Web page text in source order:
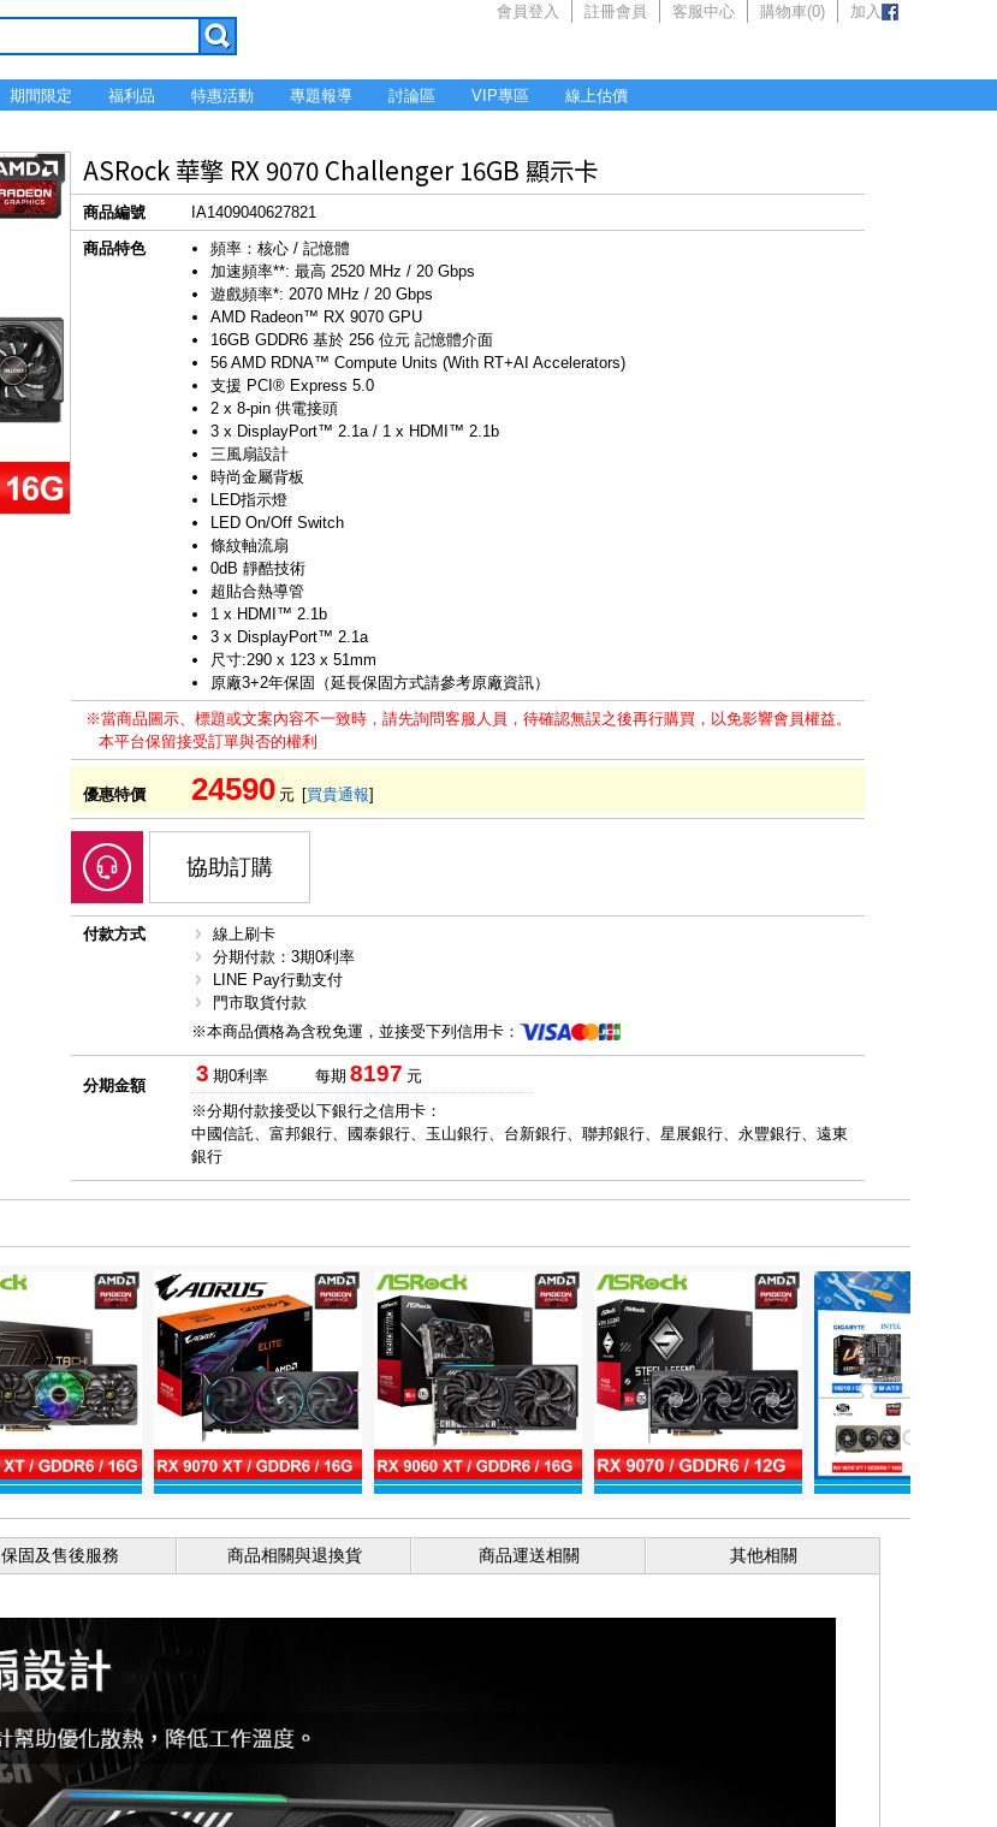
會員登入 註冊會員 客服中心 購物車(0) 加入
期間限定 福利品 特惠活動 專題報導 討論區 VIP專區 線上估價
ASRock 華擎 RX 9070 Challenger 16GB 顯示卡
商品編號
IA1409040627821
商品特色
頻率：核心 / 記憶體
加速頻率**: 最高 2520 MHz / 20 Gbps
遊戲頻率*: 2070 MHz / 20 Gbps
AMD Radeon™ RX 9070 GPU
16GB GDDR6 基於 256 位元 記憶體介面
56 AMD RDNA™ Compute Units (With RT+AI Accelerators)
支援 PCI® Express 5.0
2 x 8-pin 供電接頭
3 x DisplayPort™ 2.1a / 1 x HDMI™ 2.1b
三風扇設計
時尚金屬背板
LED指示燈
LED On/Off Switch
條紋軸流扇
0dB 靜酷技術
超貼合熱導管
1 x HDMI™ 2.1b
3 x DisplayPort™ 2.1a
尺寸:290 x 123 x 51mm
原廠3+2年保固（延長保固方式請參考原廠資訊）
※當商品圖示、標題或文案內容不一致時，請先詢問客服人員，待確認無誤之後再行購買，以免影響會員權益。
本平台保留接受訂單與否的權利
優惠特價 24590 元 [買貴通報]
協助訂購
付款方式
線上刷卡
分期付款：3期0利率
LINE Pay行動支付
門市取貨付款
※本商品價格為含稅免運，並接受下列信用卡：
分期金額 3 期0利率 每期 8197 元
※分期付款接受以下銀行之信用卡：
中國信託、富邦銀行、國泰銀行、玉山銀行、台新銀行、聯邦銀行、星展銀行、永豐銀行、遠東
銀行
保固及售後服務 商品相關與退換貨 商品運送相關 其他相關